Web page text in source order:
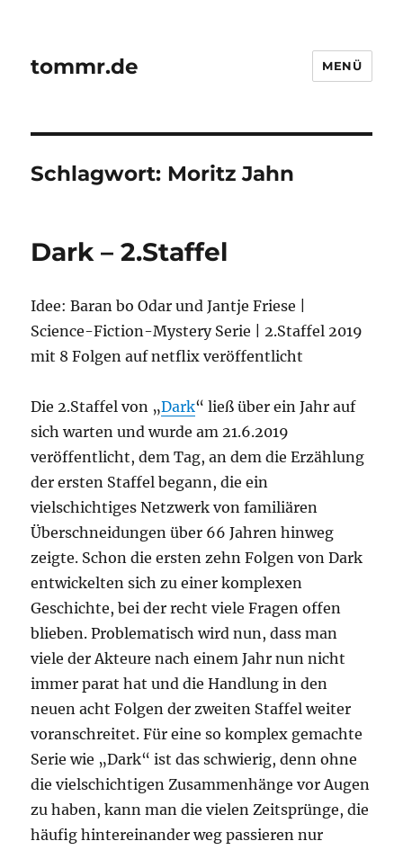
tommr.de MENÜ
Schlagwort: Moritz Jahn
Dark – 2.Staffel
Idee: Baran bo Odar und Jantje Friese |
Science-Fiction-Mystery Serie | 2.Staffel 2019
mit 8 Folgen auf netflix veröffentlicht
Die 2.Staffel von „Dark“ ließ über ein Jahr auf
sich warten und wurde am 21.6.2019
veröffentlicht, dem Tag, an dem die Erzählung
der ersten Staffel begann, die ein
vielschichtiges Netzwerk von familiären
Überschneidungen über 66 Jahren hinweg
zeigte. Schon die ersten zehn Folgen von Dark
entwickelten sich zu einer komplexen
Geschichte, bei der recht viele Fragen offen
blieben. Problematisch wird nun, dass man
viele der Akteure nach einem Jahr nun nicht
immer parat hat und die Handlung in den
neuen acht Folgen der zweiten Staffel weiter
voranschreitet. Für eine so komplex gemachte
Serie wie „Dark“ ist das schwierig, denn ohne
die vielschichtigen Zusammenhänge vor Augen
zu haben, kann man die vielen Zeitsprünge, die
häufig hintereinander weg passieren nur